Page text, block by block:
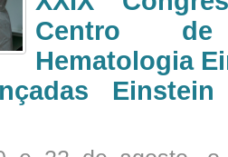
Centro
Hematologia